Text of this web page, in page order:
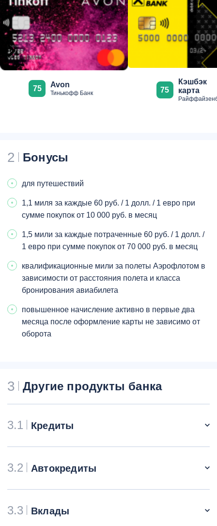
75 Avon
Тинькофф Банк 75
Кэшбэк
карта
2 Бонусы
для путешествий
1,1 миля за каждые 60 руб. / 1 долл. / 1 евро при
сумме покупок от 10 000 руб. в месяц
1,5 мили за каждые потраченные 60 руб. / 1 долл. /
1 евро при сумме покупок от 70 000 руб. в месяц
квалификационные мили за полеты Аэрофлотом в
зависимости от расстояния полета и класса
бронирования авиабилета
повышенное начисление активно в первые два
месяца после оформление карты не зависимо от
оборота
3 Другие продукты банка
3.1 Кредиты
3.2 Автокредиты
3.3 Вклады